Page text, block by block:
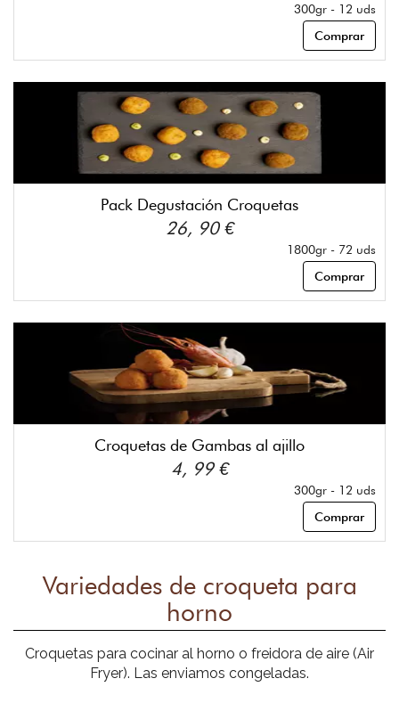
300gr - 12 uds
Comprar
Pack Degustación Croquetas
26, 90 €
1800gr - 72 uds
Comprar
Croquetas de Gambas al ajillo
4, 99 €
300gr - 12 uds
Comprar
Variedades de croqueta para
horno
Croquetas para cocinar al horno o freidora de aire (Air
Fryer). Las enviamos congeladas.